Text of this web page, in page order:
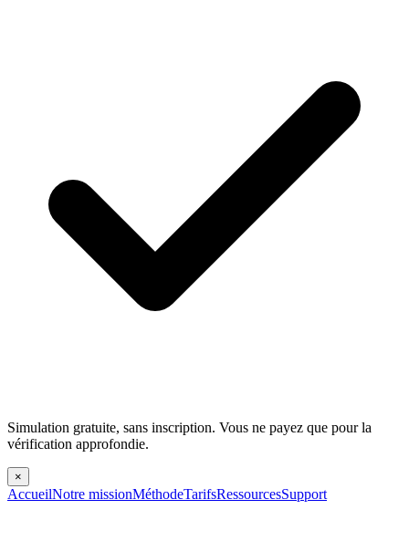
Simulation gratuite, sans inscription. Vous ne payez que pour la
vérification approfondie.
×
AccueilNotre missionMéthodeTarifsRessourcesSupport